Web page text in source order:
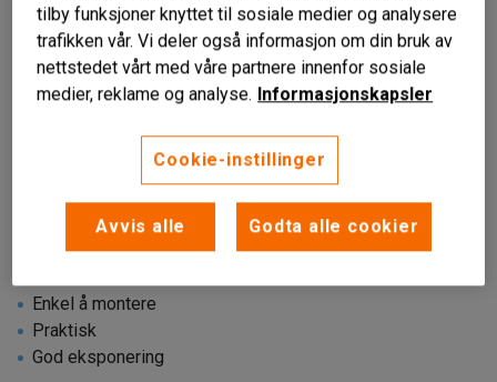
Liknende produkter
Enkel å montere
Praktisk
God eksponering
tilby funksjoner knyttet til sosiale medier og analysere
trafikken vår. Vi deler også informasjon om din bruk av
nettstedet vårt med våre partnere innenfor sosiale
medier, reklame og analyse. Informasjonskapsler
Cookie-instillinger
Avvis alle Godta alle cookier